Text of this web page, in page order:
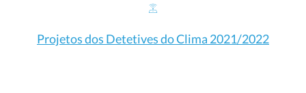
Projetos dos Detetives do Clima 2021/2022